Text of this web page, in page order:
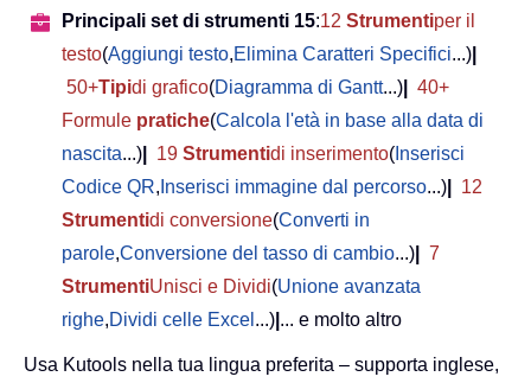
Principali set di strumenti 15:12 Strumentiper il
testo(Aggiungi testo,Elimina Caratteri Specifici...)
50+Tipidi grafico(Diagramma di Gantt...)
40+
Formule pratiche(Calcola l'età in base alla data di
nascita...) 19 Strumentidi inserimento( Inserisci
Codice QR, Inserisci immagine dal percorso...)
12
Strumentidi conversione(Converti in
parole,Conversione del tasso di cambio...)
7
StrumentiUnisci e Dividi(Unione avanzata
righe,Dividi celle Excel ...) ... e molto altro
Usa Kutools nella tua lingua preferita – supporta inglese,